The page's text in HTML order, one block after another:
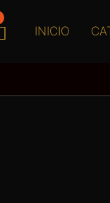
INICIO